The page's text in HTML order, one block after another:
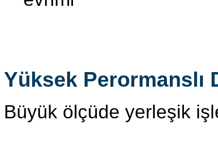
Yüksek
Büyük ölçüde yerleşik